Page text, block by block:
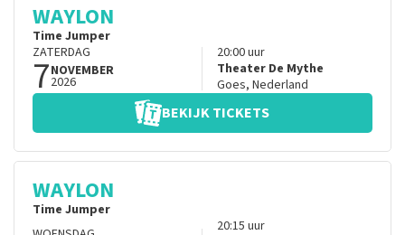
WAYLON
Time Jumper
ZATERDAG
7NOVEMBER
2026
20:00uur
Theater De Mythe
Goes, Nederland
BEKIJK TICKETS
WAYLON
Time Jumper
20:15 uur